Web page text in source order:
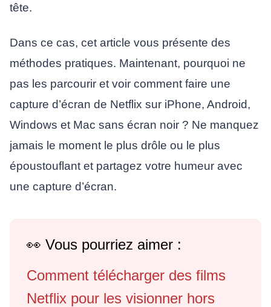
tête.
Dans ce cas, cet article vous présente des
méthodes pratiques. Maintenant, pourquoi ne
pas les parcourir et voir comment faire une
capture d’écran de Netflix sur iPhone, Android,
Windows et Mac sans écran noir ? Ne manquez
jamais le moment le plus drôle ou le plus
époustouflant et partagez votre humeur avec
une capture d’écran.
👀 Vous pourriez aimer :
Comment télécharger des films
Netflix pour les visionner hors